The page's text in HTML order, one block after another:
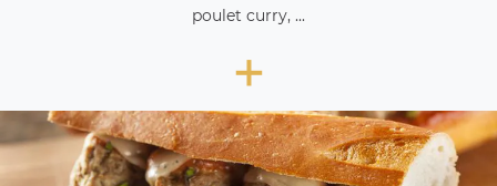
poulet curry, ...
+